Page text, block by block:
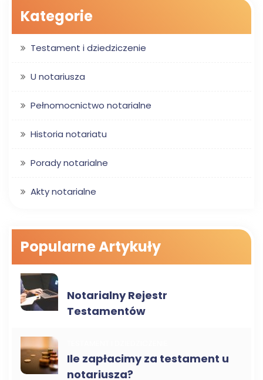
Kategorie
Testament i dziedziczenie
U notariusza
Pełnomocnictwo notarialne
Historia notariatu
Porady notarialne
Akty notarialne
Popularne Artykuły
Notarialny Rejestr
Testamentów
Ile zapłacimy za testament u
notariusza?